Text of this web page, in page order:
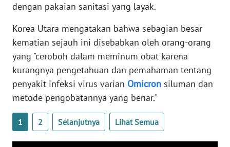
dengan pakaian sanitasi yang layak.
Korea Utara mengatakan bahwa sebagian besar
kematian sejauh ini disebabkan oleh orang-orang
yang "ceroboh dalam meminum obat karena
kurangnya pengetahuan dan pemahaman tentang
penyakit infeksi virus varian Omicron siluman dan
metode pengobatannya yang benar."
1 2 Selanjutnya Lihat Semua
WN
PAPUA
WN
PAPUA
BARAT
WN
RIAU
WN